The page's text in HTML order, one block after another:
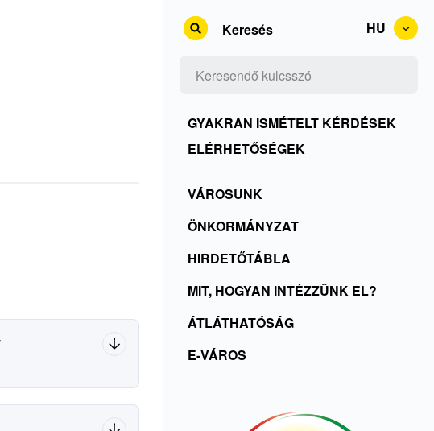
HU
Kontakty
+
Rss
+
ČKO
GYAKRAN ISMÉTELT KÉRDÉSEK
ELÉRHETŐSÉGEK
Menu
SK
VÁROSUNK
ÖNKORMÁNYZAT
HIRDETŐTÁBLA
MIT, HOGYAN INTÉZZÜNK EL?
ÁTLÁTHATÓSÁG
E-VÁROS